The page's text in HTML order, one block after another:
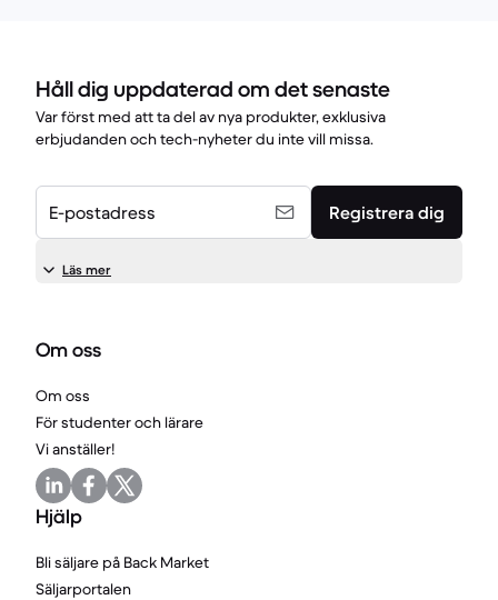
Håll dig uppdaterad om det senaste
Var först med att ta del av nya produkter, exklusiva
erbjudanden och tech-nyheter du inte vill missa.
E-postadress Registrera dig
Läs mer
Om oss
Om oss
För studenter och lärare
Vi anställer!
Hjälp
Bli säljare på Back Market
Säljarportalen